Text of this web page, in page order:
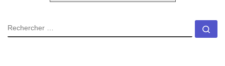
RECHERCHER